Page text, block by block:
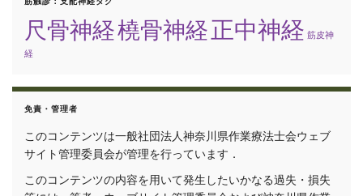
尺骨神経橈骨神経正中神経 筋皮神
経
免責・管理者
このコンテンツは一般社団法人神奈川県作業療法士会ウェブ
サイト管理委員会が管理を行っています．
このコンテンツの内容を用いて発生したいかなる過失・損失